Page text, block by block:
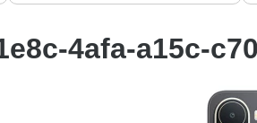
4afa-a15c-